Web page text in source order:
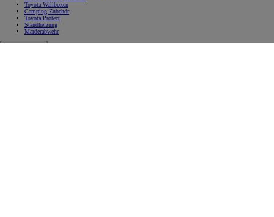
Toyota Wallboxen
Camping-Zubehör
Toyota Protect
Standheizung
Marderabwehr